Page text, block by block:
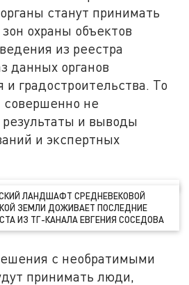
станут принимать
охраны объектов
из реестра
данных органов
и градостроительства. То
совершенно не
и выводы
и экспертных
ЛАНДШАФТ СРЕДНЕВЕКОВОЙ
ЗЕМЛИ ДОЖИВАЕТ ПОСЛЕДНИЕ
ИЗ ТГ-КАНАЛА ЕВГЕНИЯ СОСЕДОВА
с необратимыми
принимать люди,